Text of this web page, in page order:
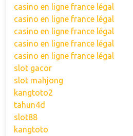
casino en ligne france légal
casino en ligne france légal
casino en ligne france légal
casino en ligne france légal
casino en ligne france légal
slot gacor
slot mahjong
kangtoto2
tahun4d
slot88
kangtoto